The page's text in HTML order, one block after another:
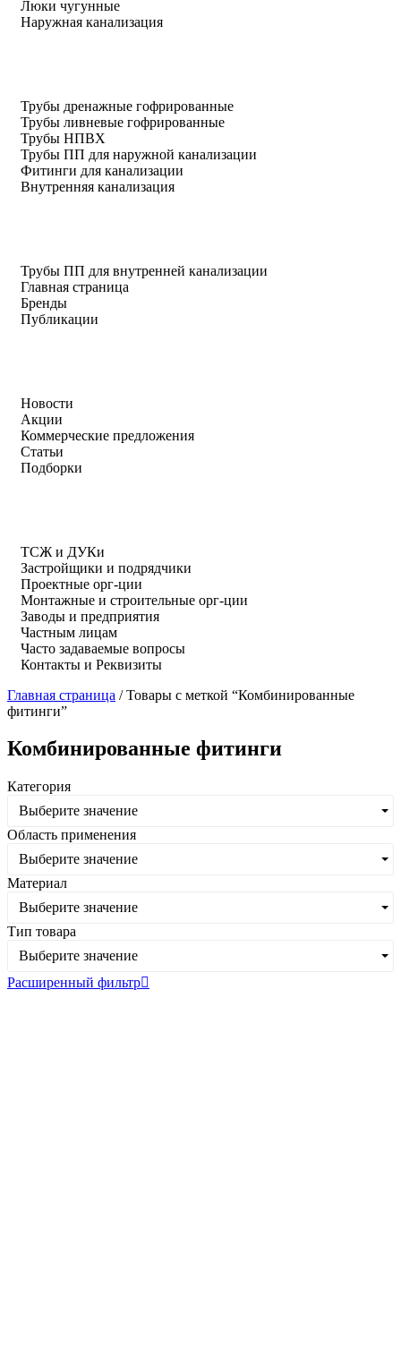
Люки чугунные
Наружная канализация
Трубы дренажные гофрированные
Трубы ливневые гофрированные
Трубы НПВХ
Трубы ПП для наружной канализации
Фитинги для канализации
Внутренняя канализация
Трубы ПП для внутренней канализации
Главная страница
Бренды
Публикации
Новости
Акции
Коммерческие предложения
Статьи
Подборки
ТСЖ и ДУКи
Застройщики и подрядчики
Проектные орг-ции
Монтажные и строительные орг-ции
Заводы и предприятия
Частным лицам
Часто задаваемые вопросы
Контакты и Реквизиты
Главная страница /Товары с меткой “Комбинированные
фитинги”
Комбинированные фитинги
Категория
Выберите значение
Область применения
Выберите значение
Материал
Выберите значение
Тип товара
Выберите значение
Расширенный фильтр